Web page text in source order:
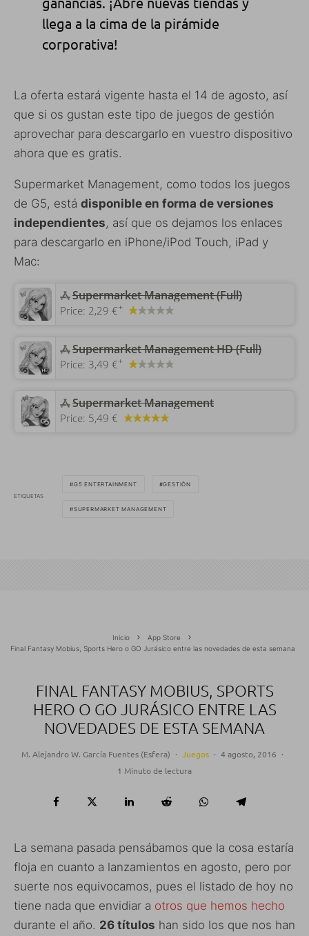
llega a la cima de la pirámide
corporativa!
La oferta estará vigente hasta el 14 de agosto, así
que si os gustan este tipo de juegos de gestión
aprovechar para descargarlo en vuestro dispositivo
ahora que es gratis.
Supermarket Management, como todos los juegos
de G5, está disponible en forma de versiones
independientes, así que os dejamos los enlaces
para descargarlo en iPhone/iPod Touch, iPad y
Mac:
Supermarket Management (Full)
Price: 2,29 €+
Supermarket Management HD (Full)
Price: 3,49 €+
Supermarket Management
Price: 5,49 €
ETIQUETAS
G5 ENTERTAINMENT GESTIÓN
SUPERMARKET MANAGEMENT
Inicio
App Store
Final Fantasy Mobius, Sports Hero o GO Jurásico entre las novedades de esta semana
FINAL FANTASY MOBIUS, SPORTS
HERO O GO JURÁSICO ENTRE LAS
NOVEDADES DE ESTA SEMANA
M. Alejandro W. García Fuentes (Esfera) · Juegos · 4 agosto, 2016 ·
1 Minuto de lectura
La semana pasada pensábamos que la cosa estaría
floja en cuanto a lanzamientos en agosto, pero por
suerte nos equivocamos, pues el listado de hoy no
tiene nada que envidiar a otros que hemos hecho
durante el año. 26 títulos han sido los que nos han